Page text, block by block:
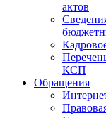
актов
КСП
Обращения